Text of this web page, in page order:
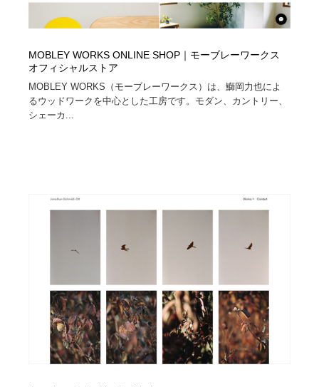
MOBLEY WORKS ONLINE SHOP｜モーブレーワークス
オフィシャルストア
MOBLEY WORKS（モーブレーワークス）は、鰤岡力也によ
るウッドワークを中心とした工房です。モダン、カントリー、
シェーカ...